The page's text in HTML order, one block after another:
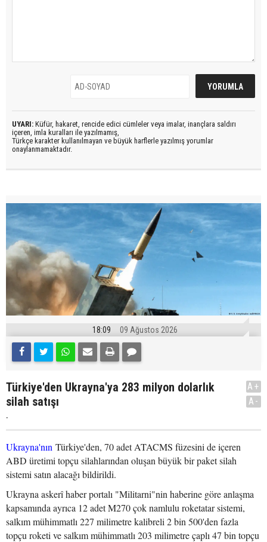
UYARI: Küfür, hakaret, rencide edici cümleler veya imalar, inançlara saldırı
içeren, imla kuralları ile yazılmamış,
Türkçe karakter kullanılmayan ve büyük harflerle yazılmış yorumlar
onaylanmamaktadır.
18:09 09 Ağustos 2026
Türkiye'den Ukrayna'ya 283 milyon dolarlık
silah satışı
.
A+
A-
Ukrayna'nın Türkiye'den, 70 adet ATACMS füzesini de içeren
ABD üretimi topçu silahlarından oluşan büyük bir paket silah
sistemi satın alacağı bildirildi.
Ukrayna askerî haber portalı "Militarni"nin haberine göre anlaşma
kapsamında ayrıca 12 adet M270 çok namlulu roketatar sistemi,
salkım mühimmatlı 227 milimetre kalibreli 2 bin 500'den fazla
topçu roketi ve salkım mühimmatlı 203 milimetre çaplı 47 bin topçu